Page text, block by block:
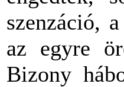
szenzáció,
az egyre
Bizony